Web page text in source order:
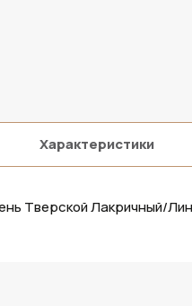
Характеристики
Тверской Лакричный/